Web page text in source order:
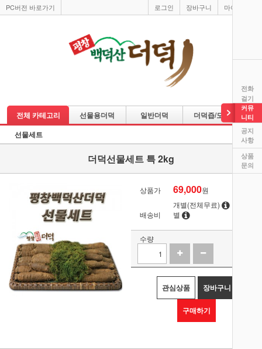
PC버전 바로가기 마이페이지
장바구니
로그인
전체 카테고리 선물용더덕 일반더덕
더덕즙/도라지즙
선물세트
더덕선물세트 특 2kg
상품가 69,000원
배송비
개별(전체무료)
별
수량
관심상품 장바구니
구매하기
전화
걸기
커뮤
니티
공지
사항
상품
문의